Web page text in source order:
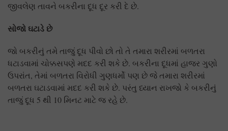
જીવલેણ તાવને બકરીના દૂધ દૂર કરી દે છે.
સોજો ઘટાડે છે
જો બકરીનું તમે તાજું દૂધ પીવો છો તો તે તમારા શરીરમાં બળતરા
ધટાડવામાં ચોક્કસપણે મદદ કરી શકે છે. બકરીના દૂધમાં હાજર ગુણો
ઉપરાંત, તેમાં બળતરા વિરોધી ગુણધર્મો પણ છે જે તમારા શરીરમાં
બળતરા ઘટાડવામાં મદદ કરી શકે છે. પરંતુ ધ્યાન રાખજો કે બકરીનું
તાજું દૂધ 5 થી 10 મિનટ માટે જ રહે છે.